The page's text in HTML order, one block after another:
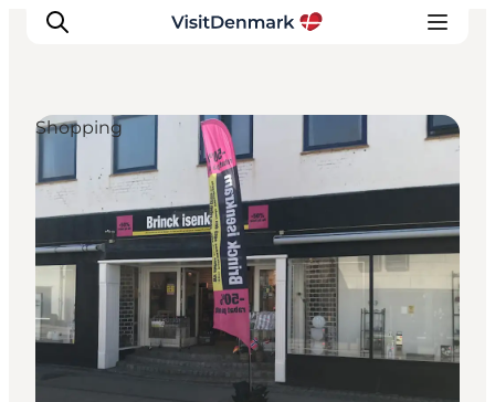
Ispirazioni
Dove andare
Cosa fare
Dove dormire
Pianifica il viaggio
Shopping